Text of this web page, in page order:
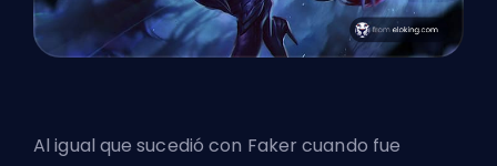
Al igual que sucedió con Faker cuando fue